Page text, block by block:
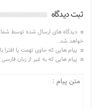
ثبت دیدگاه
دیدگاه های ارسال شده توسط
خواهد شد.
پیام هایی که حاوی تهمت یا
پیام هایی که به غیر از زبان